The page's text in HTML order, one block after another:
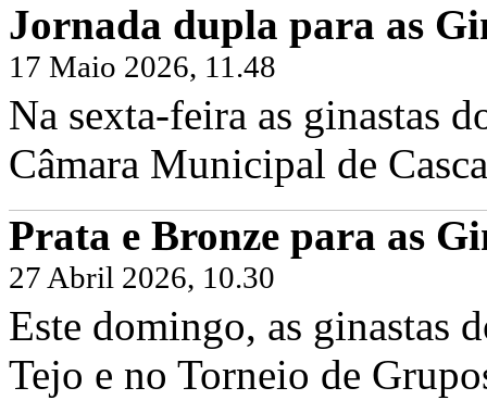
Jornada dupla para as
17 Maio 2026, 11.48
Na sexta-feira as ginastas
Câmara Municipal de
Prata e Bronze para as
27 Abril 2026, 10.30
Este domingo, as ginastas
Tejo e no Torneio de